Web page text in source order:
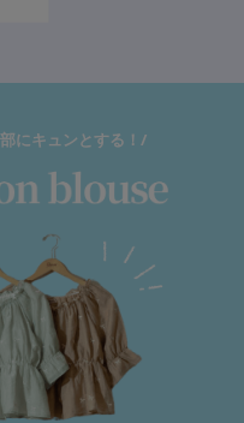
にキュンとする！/